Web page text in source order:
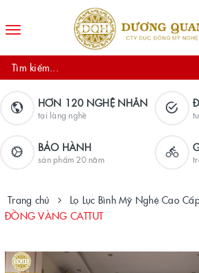
Toggle
HƠN 120 NGHỆ NHÂN
tại làng nghề
BẢO HÀNH
sản phẩm 20 năm
Trang chủ Lọ Lục Bình Mỹ Nghệ Cao
ĐỒNG VÀNG CATTUT